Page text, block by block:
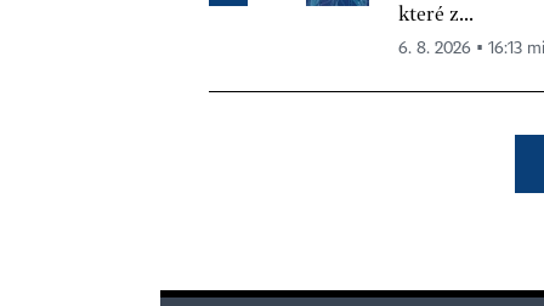
které z...
6. 8. 2026 ▪ 16:13